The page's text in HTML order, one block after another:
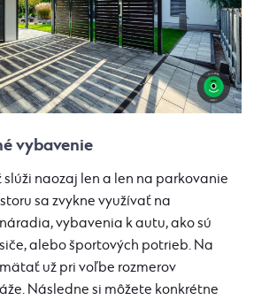
vybavenie
naozaj len a len na parkovanie
sa zvykne využívať na
vybavenia k autu, ako sú
alebo športových potrieb. Na
už pri voľbe rozmerov
Následne si môžete konkrétne